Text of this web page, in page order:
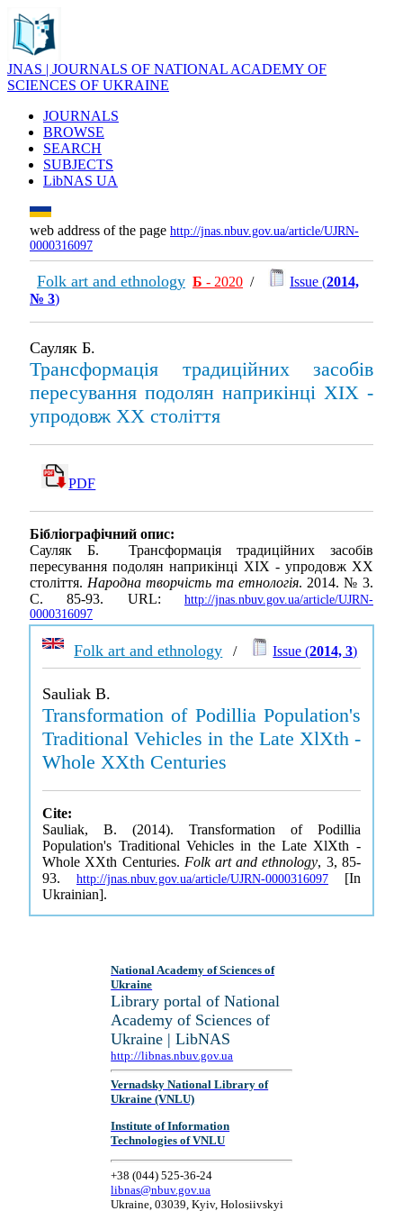
JNAS | JOURNALS OF NATIONAL ACADEMY OF
SCIENCES OF UKRAINE
JOURNALS
BROWSE
SEARCH
SUBJECTS
LibNAS UA
web address of the page http://jnas.nbuv.gov.ua/article/UJRN-
0000316097
Folk art and ethnology Б - 2020 / Issue (2014,
№ 3)
Сауляк Б.
Трансформація традиційних засобів
пересування подолян наприкінці ХІХ -
упродовж XX століття
PDF
Бібліографічний опис:
Сауляк Б. Трансформація традиційних засобів
пересування подолян наприкінці ХІХ - упродовж XX
століття. Народна творчість та етнологія. 2014. № 3.
С. 85-93. URL: http://jnas.nbuv.gov.ua/article/UJRN-
0000316097
Folk art and ethnology / Issue (2014, 3)
Sauliak B.
Transformation of Podillia Population's
Traditional Vehicles in the Late XlXth -
Whole XXth Centuries
Cite:
Sauliak, B. (2014). Transformation of Podillia
Population's Traditional Vehicles in the Late XlXth -
Whole XXth Centuries. Folk art and ethnology, 3, 85-
93. http://jnas.nbuv.gov.ua/article/UJRN-0000316097 [In
Ukrainian].
National Academy of Sciences of
Ukraine
Library portal of National
Academy of Sciences of
Ukraine | LibNAS
http://libnas.nbuv.gov.ua
Vernadsky National Library of
Ukraine (VNLU)
Institute of Information
Technologies of VNLU
+38 (044) 525-36-24
libnas@nbuv.gov.ua
Ukraine, 03039, Kyiv, Holosiivskyi